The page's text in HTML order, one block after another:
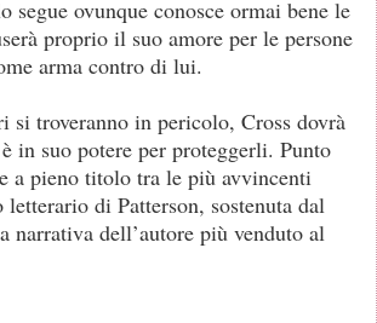
segue ovunque conosce ormai bene le
proprio il suo amore per le persone
arma contro di lui.
si troveranno in pericolo, Cross dovrà
in suo potere per proteggerli. Punto
a pieno titolo tra le più avvincenti
letterario di Patterson, sostenuta dal
narrativa dell’autore più venduto al